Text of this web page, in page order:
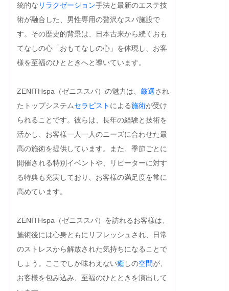
統的な リラクゼーション手法と最新のエステ技
術が融合した、男性専用の贅沢なスパ施設で
す。その歴史的背景は、日本古来から続くおも
てなしの心「おもてなしの心」を体現し、お客
様を至福のひとときへと導いています。
ZENITHspa（ゼニススパ）の魅力は、 厳選され
たトップシステムセラピスト による施術が受け
られることです。彼らは、長年の経験と技術を
活かし、お客様一人一人のニーズに合わせた最
高の施術を提供しています。また、季節ごとに
開催される特別イベントや、リピーターに対す
る特典も充実しており、お客様の満足度を常に
高めています。
ZENITHspa（ゼニススパ）を訪れるお客様は、
施術後には心身ともにリフレッシュされ、日常
のストレスから解放された気持ちになることで
しょう。ここでしか味わえない癒 しの空間が、
お客様を包み込み、至福のひとときを演出して